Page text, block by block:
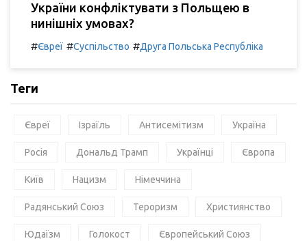
України конфліктувати з Польщею в
нинішніх умовах?
#Євреї #Суспільство #Друга Польська Республіка
Теги
Євреї Ізраїль Антисемітизм Україна
Росія Дональд Трамп Українці Європа
Київ Нацизм Німеччина
Радянський Союз Тероризм Християнство
Юдаїзм Голокост Європейський Союз